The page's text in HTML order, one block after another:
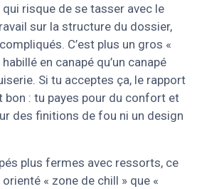
risque de se tasser avec le
sur la structure du dossier,
C’est plus un gros «
en canapé qu’un canapé
Si tu acceptes ça, le rapport
: tu payes pour du confort et
des finitions de fou ni un design
plus fermes avec ressorts, ce
orienté « zone de chill » que «